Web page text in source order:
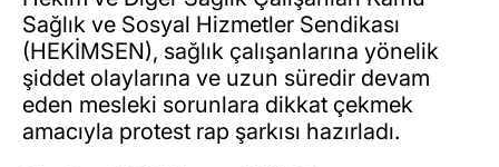
Sağlık ve Sosyal Hizmetler Sendikası
(HEKİMSEN), sağlık çalışanlarına yönelik
şiddet olaylarına ve uzun süredir devam
eden mesleki sorunlara dikkat çekmek
amacıyla protest rap şarkısı hazırladı.